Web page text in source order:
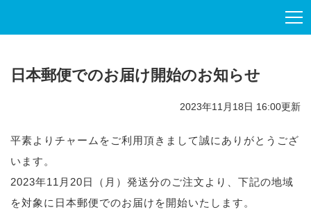
日本郵便でのお届け開始のお知らせ
2023年11月18日 16:00更新
平素よりチャームをご利用頂きまして誠にありがとうござ
います。
2023年11月20日（月）発送分のご注文より、下記の地域
を対象に日本郵便でのお届けを開始いたします。